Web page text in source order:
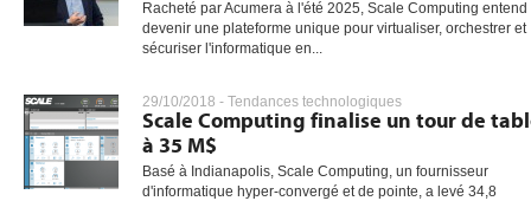
Racheté par Acumera à l'été 2025, Scale Computing entend
devenir une plateforme unique pour virtualiser, orchestrer et
sécuriser l'informatique en...
29/10/2018 - Tendances technologiques
Scale Computing finalise un tour de
à 35 M$
Basé à Indianapolis, Scale Computing, un fournisseur
d'informatique hyper-convergé et de pointe, a levé 34,8